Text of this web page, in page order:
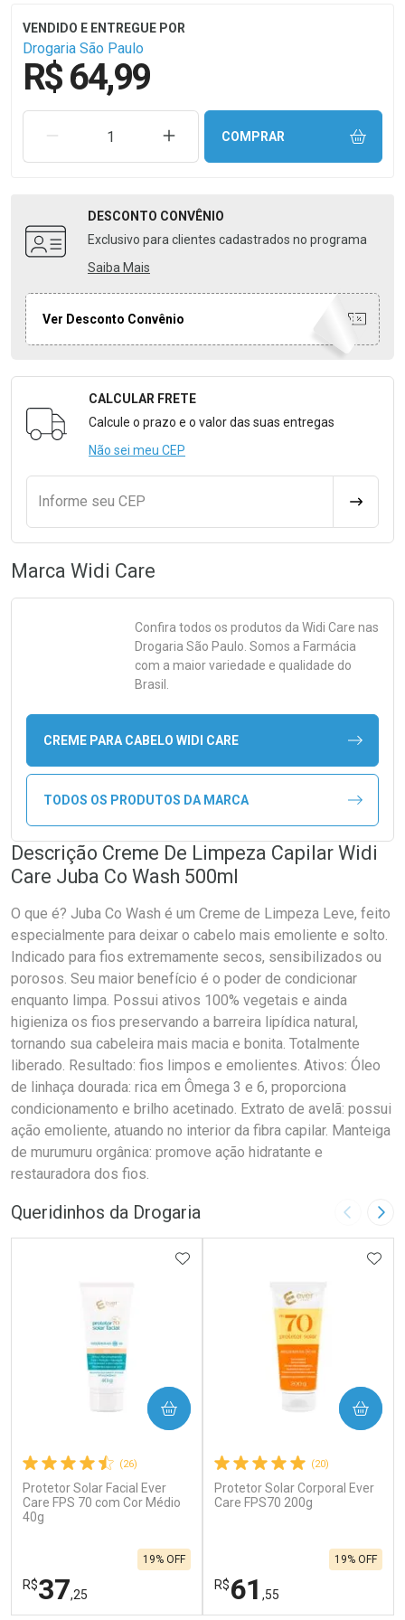
Drogaria São Paulo
R$ 64,99
REMOVER UMA UNIDADEAUMENTAR UMA UNIDADE
COMPRAR
DESCONTO CONVÊNIO
Exclusivo para clientes cadastrados no programa
Saiba Mais
Ver Desconto Convênio
Formulário para Calcular o Frete
CALCULAR FRETE
Calcule o prazo e o valor das suas entregas
Não sei meu CEP
Informe seu CEP
Marca Widi Care
Confira todos os produtos da Widi Care nas
Drogaria São Paulo. Somos a Farmácia
com a maior variedade e qualidade do
Brasil.
CREME PARA CABELO WIDI CARE
TODOS OS PRODUTOS DA MARCA
Descrição Creme De Limpeza Capilar Widi
Care Juba Co Wash 500ml
O que é? Juba Co Wash é um Creme de Limpeza Leve, feito
especialmente para deixar o cabelo mais emoliente e solto.
Indicado para fios extremamente secos, sensibilizados ou
porosos. Seu maior benefício é o poder de condicionar
enquanto limpa. Possui ativos 100% vegetais e ainda
higieniza os fios preservando a barreira lipídica natural,
tornando sua cabeleira mais macia e bonita. Totalmente
liberado. Resultado: fios limpos e emolientes. Ativos: Óleo
de linhaça dourada: rica em Ômega 3 e 6, proporciona
condicionamento e brilho acetinado. Extrato de avelã: possui
ação emoliente, atuando no interior da fibra capilar. Manteiga
de murumuru orgânica: promove ação hidratante e
restauradora dos fios.
Queridinhos da Drogaria Imagem
(26)
Protetor Solar Facial Ever
Care FPS 70 com Cor Médio
40g
R$37,25
19% OFF
ADICIONAR AOS FAVORITOS
COMPRAR
(20)
Protetor Solar Corporal Ever
Care FPS70 200g
R$61 ,55
19% OFF
COMPRAR